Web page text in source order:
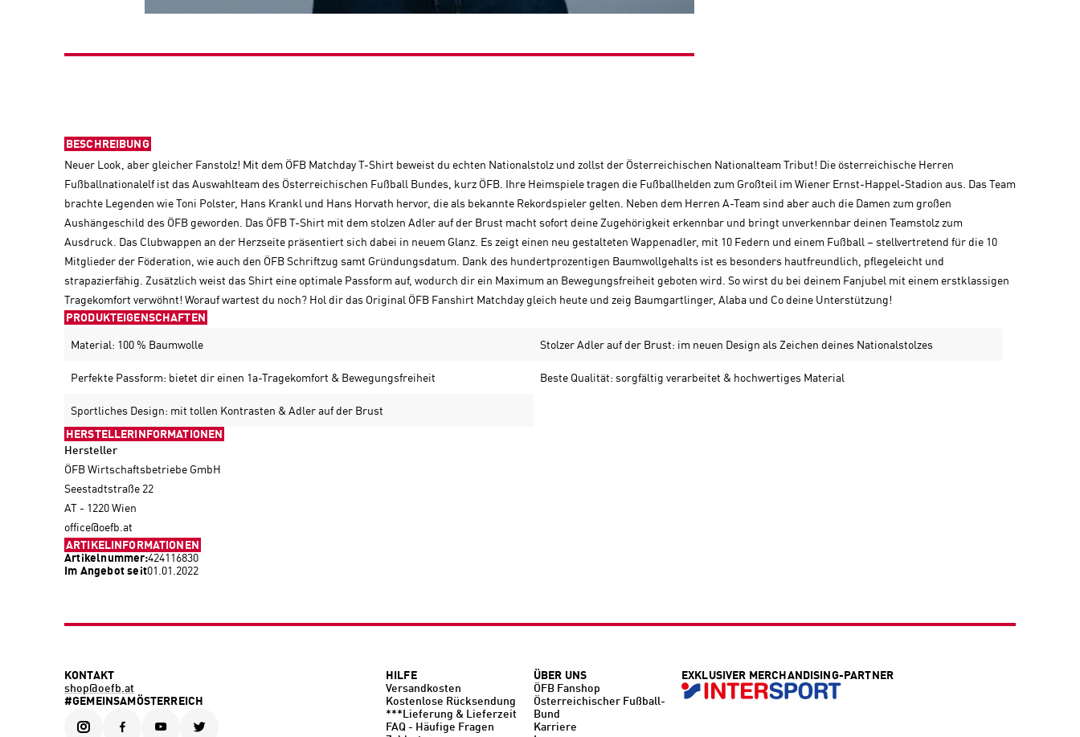
BESCHREIBUNG
Neuer Look, aber gleicher Fanstolz! Mit dem ÖFB Matchday T-Shirt beweist du echten Nationalstolz und zollst der Österreichischen Nationalteam Tribut! Die österreichische Herren
Fußballnationalelf ist das Auswahlteam des Österreichischen Fußball Bundes, kurz ÖFB. Ihre Heimspiele tragen die Fußballhelden zum Großteil im Wiener Ernst-Happel-Stadion aus. Das Team
brachte Legenden wie Toni Polster, Hans Krankl und Hans Horvath hervor, die als bekannte Rekordspieler gelten. Neben dem Herren A-Team sind aber auch die Damen zum großen
Aushängeschild des ÖFB geworden. Das ÖFB T-Shirt mit dem stolzen Adler auf der Brust macht sofort deine Zugehörigkeit erkennbar und bringt unverkennbar deinen Teamstolz zum
Ausdruck. Das Clubwappen an der Herzseite präsentiert sich dabei in neuem Glanz. Es zeigt einen neu gestalteten Wappenadler, mit 10 Federn und einem Fußball – stellvertretend für die 10
Mitglieder der Föderation, wie auch den ÖFB Schriftzug samt Gründungsdatum. Dank des hundertprozentigen Baumwollgehalts ist es besonders hautfreundlich, pflegeleicht und
strapazierfähig. Zusätzlich weist das Shirt eine optimale Passform auf, wodurch dir ein Maximum an Bewegungsfreiheit geboten wird. So wirst du bei deinem Fanjubel mit einem erstklassigen
Tragekomfort verwöhnt! Worauf wartest du noch? Hol dir das Original ÖFB Fanshirt Matchday gleich heute und zeig Baumgartlinger, Alaba und Co deine Unterstützung!
PRODUKTEIGENSCHAFTEN
Material: 100 % Baumwolle Stolzer Adler auf der Brust: im neuen Design als Zeichen deines Nationalstolzes
Perfekte Passform: bietet dir einen 1a-Tragekomfort & Bewegungsfreiheit Beste Qualität: sorgfältig verarbeitet & hochwertiges Material
Sportliches Design: mit tollen Kontrasten & Adler auf der Brust
HERSTELLERINFORMATIONEN
Hersteller
ÖFB Wirtschaftsbetriebe GmbH
Seestadtstraße 22
AT - 1220 Wien
office@oefb.at
ARTIKELINFORMATIONEN
Artikelnummer:424116830
Im Angebot seit01.01.2022
KONTAKT
shop@oefb.at
#GEMEINSAMÖSTERREICH
HILFE
Versandkosten
Kostenlose Rücksendung
***Lieferung & Lieferzeit
FAQ - Häufige Fragen
ÜBER UNS
ÖFB Fanshop
Österreichischer Fußball-
Bund
Karriere
EXKLUSIVER MERCHANDISING-PARTNER